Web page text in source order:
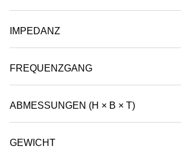
IMPEDANZ
FREQUENZGANG
ABMESSUNGEN (H × B × T)
GEWICHT